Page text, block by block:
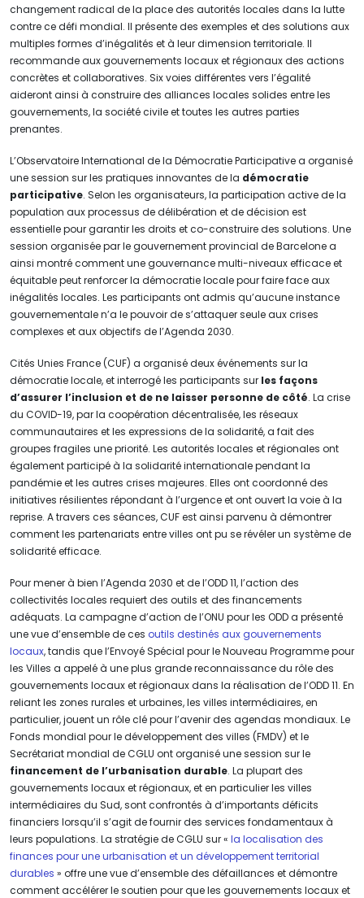
changement radical de la place des autorités locales dans la lutte
contre ce défi mondial. Il présente des exemples et des solutions aux
multiples formes d’inégalités et à leur dimension territoriale. Il
recommande aux gouvernements locaux et régionaux des actions
concrètes et collaboratives. Six voies différentes vers l’égalité
aideront ainsi à construire des alliances locales solides entre les
gouvernements, la société civile et toutes les autres parties
prenantes.
L’Observatoire International de la Démocratie Participative a organisé
une session sur les pratiques innovantes de la démocratie
participative. Selon les organisateurs, la participation active de la
population aux processus de délibération et de décision est
essentielle pour garantir les droits et co-construire des solutions. Une
session organisée par le gouvernement provincial de Barcelone a
ainsi montré comment une gouvernance multi-niveaux efficace et
équitable peut renforcer la démocratie locale pour faire face aux
inégalités locales. Les participants ont admis qu’aucune instance
gouvernementale n’a le pouvoir de s’attaquer seule aux crises
complexes et aux objectifs de l’Agenda 2030.
Cités Unies France (CUF) a organisé deux événements sur la
démocratie locale, et interrogé les participants sur les façons
d’assurer l’inclusion et de ne laisser personne de côté. La crise
du COVID-19, par la coopération décentralisée, les réseaux
communautaires et les expressions de la solidarité, a fait des
groupes fragiles une priorité. Les autorités locales et régionales ont
également participé à la solidarité internationale pendant la
pandémie et les autres crises majeures. Elles ont coordonné des
initiatives résilientes répondant à l’urgence et ont ouvert la voie à la
reprise. A travers ces séances, CUF est ainsi parvenu à démontrer
comment les partenariats entre villes ont pu se révéler un système de
solidarité efficace.
Pour mener à bien l’Agenda 2030 et de l’ODD 11, l’action des
collectivités locales requiert des outils et des financements
adéquats. La campagne d’action de l’ONU pour les ODD a présenté
une vue d’ensemble de ces outils destinés aux gouvernements
locaux, tandis que l’Envoyé Spécial pour le Nouveau Programme pour
les Villes a appelé à une plus grande reconnaissance du rôle des
gouvernements locaux et régionaux dans la réalisation de l’ODD 11. En
reliant les zones rurales et urbaines, les villes intermédiaires, en
particulier, jouent un rôle clé pour l’avenir des agendas mondiaux. Le
Fonds mondial pour le développement des villes (FMDV) et le
Secrétariat mondial de CGLU ont organisé une session sur le
financement de l’urbanisation durable. La plupart des
gouvernements locaux et régionaux, et en particulier les villes
intermédiaires du Sud, sont confrontés à d’importants déficits
financiers lorsqu’il s’agit de fournir des services fondamentaux à
leurs populations. La stratégie de CGLU sur « la localisation des
finances pour une urbanisation et un développement territorial
durables » offre une vue d’ensemble des défaillances et démontre
comment accélérer le soutien pour que les gouvernements locaux et